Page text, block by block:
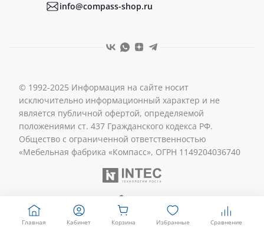
info@compass-shop.ru
© 1992-2025 Информация на сайте носит
исключительно информационный характер и не
является публичной офертой, определяемой
положениями ст. 437 Гражданского кодекса РФ.
Общество с ограниченной ответственностью
«Мебельная фабрика «Компасс», ОГРН 1149204036740
Главная Кабинет Корзина Избранные Сравнение